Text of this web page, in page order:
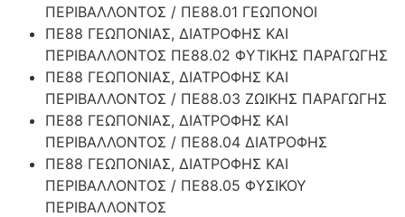
ΠΕΡΙΒΑΛΛΟΝΤΟΣ / ΠΕ88.01 ΓΕΩΠΟΝΟΙ
ΠΕ88 ΓΕΩΠΟΝΙΑΣ, ΔΙΑΤΡΟΦΗΣ ΚΑΙ
ΠΕΡΙΒΑΛΛΟΝΤΟΣ ΠΕ88.02 ΦΥΤΙΚΗΣ ΠΑΡΑΓΩΓΗΣ
ΠΕ88 ΓΕΩΠΟΝΙΑΣ, ΔΙΑΤΡΟΦΗΣ ΚΑΙ
ΠΕΡΙΒΑΛΛΟΝΤΟΣ / ΠΕ88.03 ΖΩΙΚΗΣ ΠΑΡΑΓΩΓΗΣ
ΠΕ88 ΓΕΩΠΟΝΙΑΣ, ΔΙΑΤΡΟΦΗΣ ΚΑΙ
ΠΕΡΙΒΑΛΛΟΝΤΟΣ / ΠΕ88.04 ΔΙΑΤΡΟΦΗΣ
ΠΕ88 ΓΕΩΠΟΝΙΑΣ, ΔΙΑΤΡΟΦΗΣ ΚΑΙ
ΠΕΡΙΒΑΛΛΟΝΤΟΣ / ΠΕ88.05 ΦΥΣΙΚΟΥ
ΠΕΡΙΒΑΛΛΟΝΤΟΣ